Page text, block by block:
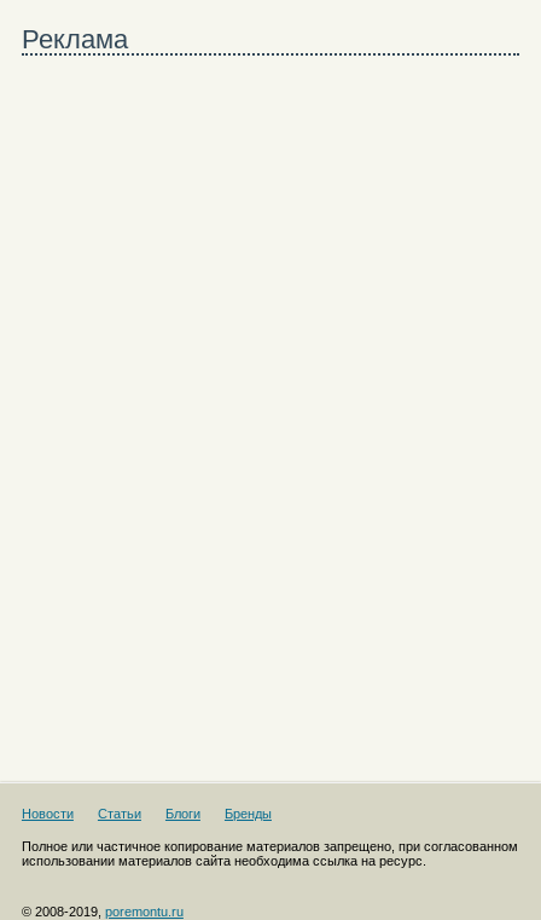
Реклама
Новости Статьи Блоги Бренды
Полное или частичное копирование материалов запрещено, при согласованном
использовании материалов сайта необходима ссылка на ресурс.
© 2008-2019, poremontu.ru